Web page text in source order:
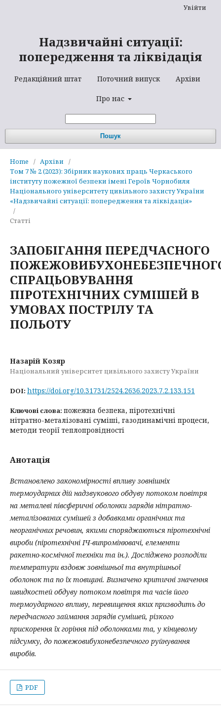
Надзвичайні ситуації:
попередження та ліквідація
Редакційний штат Поточний випуск Архіви
Про нас
Пошук
Увійти
Home / Архіви
/
Том 7 № 2 (2023): Збірник наукових праць Черкаського
інституту пожежної безпеки імені Героїв Чорнобиля
Національного університету цивільного захисту України
«Надзвичайні ситуації: попередження та ліквідація»
/
Статті
ЗАПОБІГАННЯ ПЕРЕДЧАСНОГО
СПРАЦЬОВУВАННЯ
ПІРОТЕХНІЧНИХ СУМІШЕЙ В
УМОВАХ ПОСТРІЛУ ТА
ПОЛЬОТУ
Назарій Козяр
Національний університет цивільного захисту України
DOI: https://doi.org/10.31731/2524.2636.2023.7.2.133.151
Ключові слова: пожежна безпека, піротехнічні
нітратно-металізовані суміші, газодинамічні процеси,
методи теорії теплопровідності
Анотація
Встановлено закономірності впливу зовнішніх
термоударних дій надзвукового обдуву потоком повітря
на металеві півсферичні оболонки зарядів нітратно-
металізованих сумішей з добавками органічних та
неорганічних речовин, якими споряджаються піротехнічні
вироби (піротехнічні ІЧ-випромінювачі, елементи
ракетно-космічної техніки та ін.). Досліджено розподіли
температури вздовж зовнішньої та внутрішньої
оболонок та по їх товщині. Визначено критичні значення
швидкостей обдуву потоком повітря та часів його
термоударного впливу, перевищення яких призводить до
передчасного займання зарядів сумішей, різкого
прискорення їх горіння під оболонками та, у кінцевому
підсумку, до пожежовибухонебезпечного руйнування
виробів.
PDF